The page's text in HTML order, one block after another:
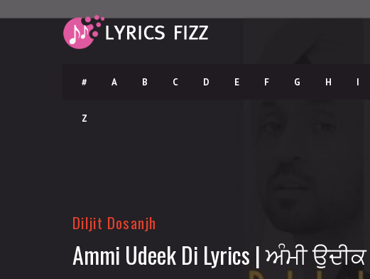
# A B C D E F G H I
Z
Diljit Dosanjh
Ammi Udeek Di Lyrics | ਅੰਮੀ